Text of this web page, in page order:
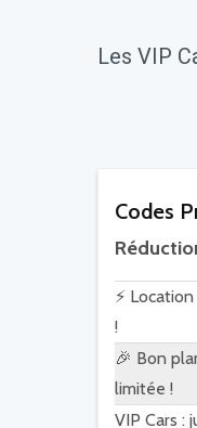
Les VIP
Codes
⚡
!
🎉 Bon
limitée !
VIP Cars :